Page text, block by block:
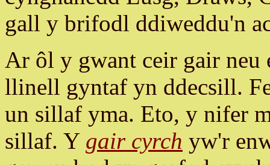
gall y brifodl ddiweddu'n
Ar ôl y gwant ceir gair neu
llinell gyntaf yn ddecsill.
un sillaf yma. Eto, y nifer
sillaf. Y gair cyrch yw'r